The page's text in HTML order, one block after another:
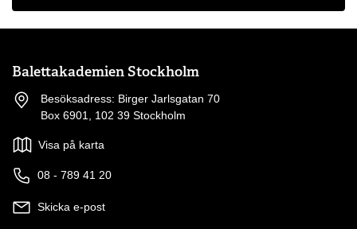
Balettakademien Stockholm
Besöksadress: Birger Jarlsgatan 70
Box 6901, 102 39 Stockholm
Visa på karta
08 - 789 41 20
Skicka e-post